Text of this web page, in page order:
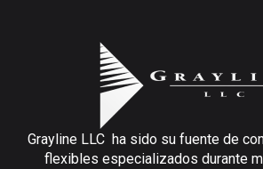
Grayline LLC ha sido su fuente de
flexibles especializados durante